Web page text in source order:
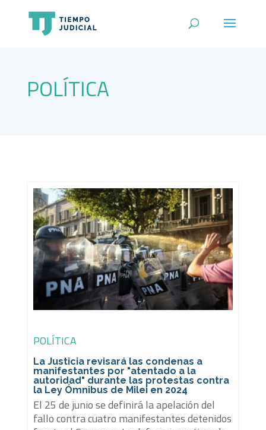
POLÍTICA
POLÍTICA
La Justicia revisará las condenas a
manifestantes por "atentado a la
autoridad" durante las protestas contra
la Ley Ómnibus de Milei en 2024
El 25 de junio se definirá la apelación del
fallo contra cuatro manifestantes detenidos